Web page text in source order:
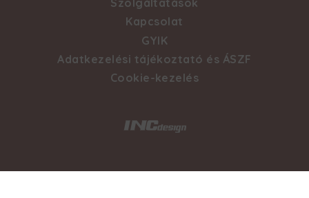
Szolgáltatások
Kapcsolat
GYIK
Adatkezelési tájékoztató és ÁSZF
Cookie-kezelés